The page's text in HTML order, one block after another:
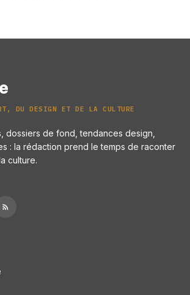
DU DESIGN ET DE LA CULTURE
dossiers de fond, tendances design,
: la rédaction prend le temps de raconter
culture.